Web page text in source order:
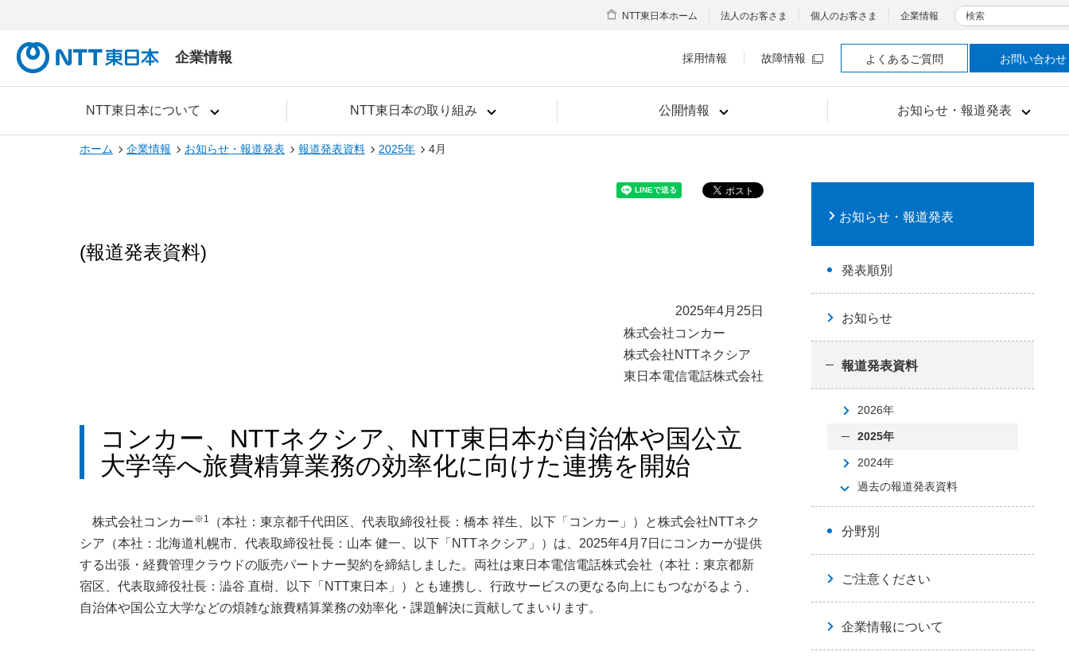
企業情報
NTT東日本について NTT東日本の取り組み 公開情報 お知らせ・報道発表
NTT東日本ホーム 法人のお客さま 個人のお客さま 企業情報 検索
採用情報 故障情報 よくあるご質問 お問い合わせ
ホーム 企業情報 お知らせ・報道発表 報道発表資料 2025年 4月
(報道発表資料)
2025年4月25日
株式会社コンカー
株式会社NTTネクシア
東日本電信電話株式会社
コンカー、NTTネクシア、NTT東日本が自治体や国公立
大学等へ旅費精算業務の効率化に向けた連携を開始
株式会社コンカー※1
（本社：東京都千代田区、代表取締役社長：橋本 祥生、以下「コンカー」）と株式会社NTTネク
シア（本社：北海道札幌市、代表取締役社長：山本 健一、以下「NTTネクシア」）は、2025年4月7日にコンカーが提供
する出張・経費管理クラウドの販売パートナー契約を締結しました。両社は東日本電信電話株式会社（本社：東京都新
宿区、代表取締役社長：澁谷 直樹、以下「NTT東日本」）とも連携し、行政サービスの更なる向上にもつながるよう、
自治体や国公立大学などの煩雑な旅費精算業務の効率化・課題解決に貢献してまいります。
お知らせ・報道発表
発表順別
お知らせ
報道発表資料
2026年
2025年
2024年
過去の報道発表資料
分野別
ご注意ください
企業情報について